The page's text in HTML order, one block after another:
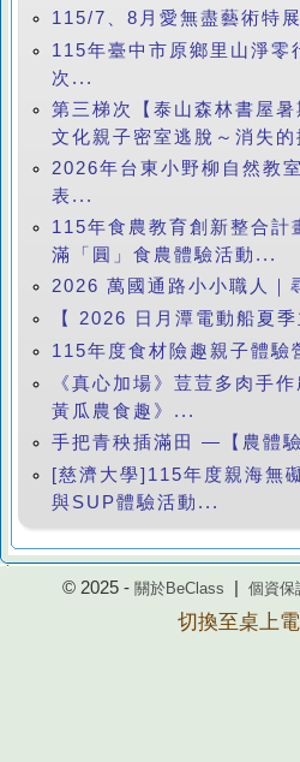
115/7、8月愛無盡藝術特
115年臺中市原鄉里山淨零
次...
第三梯次【泰山森林書屋
文化親子密室逃脫～消失
2026年台東小野柳自然教
表...
115年食農教育創新整合計
滿「圓」食農體驗活動...
2026 萬國通路小小職人｜
【 2026 日月潭電動船夏
115年度食材險趣親子體
《真心加場》荳荳多肉手
黃瓜農食趣》...
手把青秧插滿田 —【農體
[慈濟大學]115年度親海無
與SUP體驗活動...
© 2025 - 關於BeClass 個資保
切換至桌上